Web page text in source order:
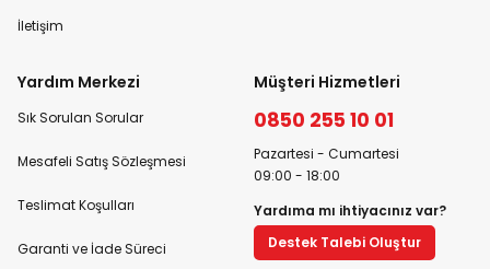
İletişim
Yardım Merkezi
Sık Sorulan Sorular
Mesafeli Satış Sözleşmesi
Teslimat Koşulları
Garanti ve İade Süreci
Müşteri Hizmetleri
0850 255 10 01
Pazartesi - Cumartesi
09:00 - 18:00
Yardıma mı ihtiyacınız var?
Destek Talebi Oluştur